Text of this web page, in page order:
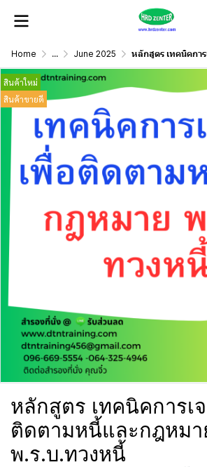
Home ... June 2025 หลักสูตร เทคนิคการเจรจาเพื่อ
สินค้าใหม่
สินค้าขายดี
หลักสูตร เทคนิคการเ
ติดตามหนี้และกฎหมา
พ.ร.บ.ทวงหนี้